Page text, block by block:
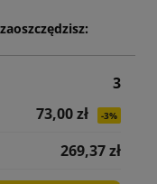
3
73,00 zł
-3%
269,37 zł